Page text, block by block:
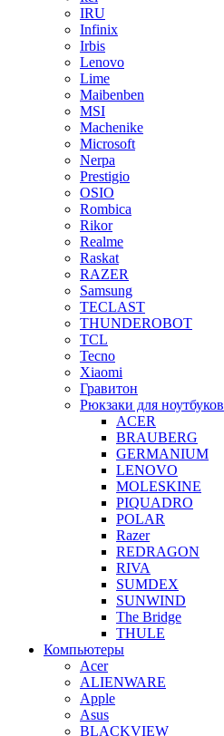
IRU
Infinix
Irbis
Lenovo
Lime
Maibenben
MSI
Machenike
Microsoft
Nerpa
Prestigio
OSIO
Rombica
Rikor
Realme
Raskat
RAZER
Samsung
TECLAST
THUNDEROBOT
TCL
Tecno
Xiaomi
Гравитон
Рюкзаки для ноутбуков
ACER
BRAUBERG
GERMANIUM
LENOVO
MOLESKINE
PIQUADRO
POLAR
Razer
REDRAGON
RIVA
SUMDEX
SUNWIND
The Bridge
THULE
Компьютеры
Acer
ALIENWARE
Apple
Asus
BLACKVIEW